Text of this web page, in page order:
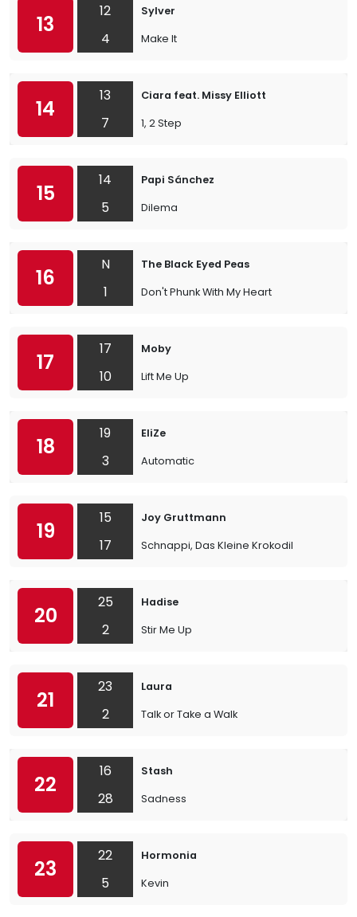
13
12
4
Sylver
Make It
14
13
7
Ciara feat. Missy Elliott
1, 2 Step
15
14
5
Papi Sánchez
Dilema
16
N
1
The Black Eyed Peas
Don't Phunk With My Heart
17
17
10
Moby
Lift Me Up
18
19
3
EliZe
Automatic
19
15
17
Joy Gruttmann
Schnappi, Das Kleine Krokodil
20
25
2
Hadise
Stir Me Up
21
23
2
Laura
Talk or Take a Walk
22
16
28
Stash
Sadness
23
22
5
Hormonia
Kevin